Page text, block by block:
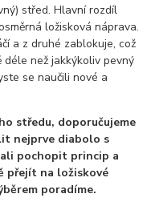
střed. Hlavní rozdíl
ložisková náprava.
a z druhé zablokuje, což
než jakkýkoliv pevný
se naučili nové a
středu, doporučujeme
nejprve diabolo s
pochopit princip a
přejít na ložiskové
poradíme.